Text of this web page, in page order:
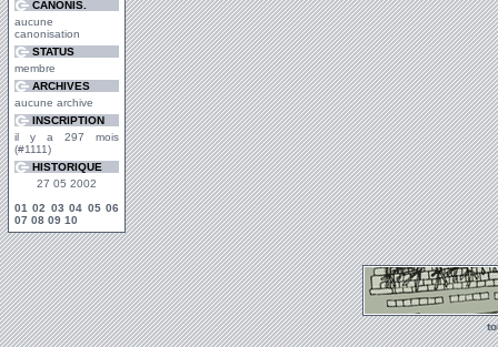
CANONIS.
aucune
canonisation
STATUS
membre
ARCHIVES
aucune archive
INSCRIPTION
il y a 297 mois
(#1111)
HISTORIQUE
27 05 2002
01 02 03 04 05 06
07 08 09 10